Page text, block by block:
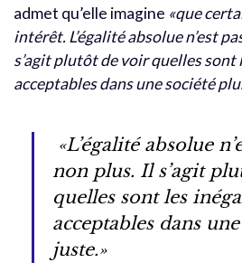
admet qu’elle imagine «que
intérêt. L’égalité absolue n’est
s’agit plutôt de voir quelles sont
acceptables dans une société
«L’égalité absolue
non plus. Il s’agit
quelles sont les
acceptables dans
juste.»